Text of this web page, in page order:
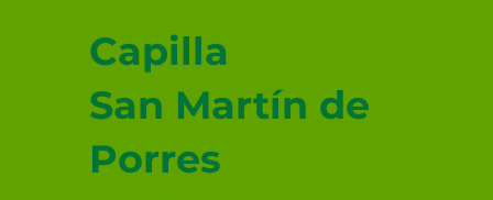
Capilla
San Martín de
Porres